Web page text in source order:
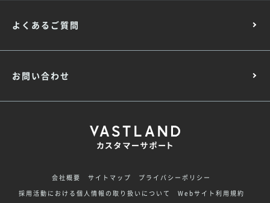
よくあるご質問
お問い合わせ
会社概要 サイトマップ
プライバシーポリシー
採用活動における個人情報の取り扱いについて
Webサイト利用規約